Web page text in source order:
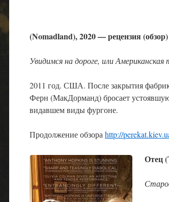
(Nomadland), 2020 — рецензия (обзор)
Увидимся на дороге, или
2011 год. США. После закрытия
Ферн (МакДорманд) бросает
видавшем виды фургоне.
Продолжение обзора http://
Отец